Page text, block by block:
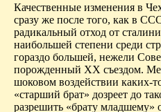
Качественные изменения в
сразу же после того, как в
радикальный отход от
наибольшей степени среди
гораздо большей, нежели
порожденный ХХ съездом.
шоковом воздействии каких-
«старший брат» дозреет до
разрешить «брату младшему»